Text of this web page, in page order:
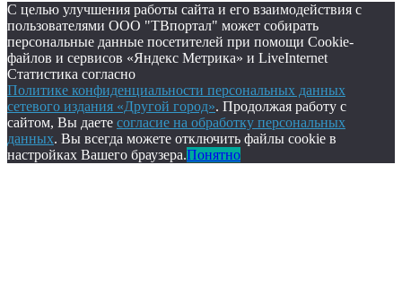
С целью улучшения работы сайта и его взаимодействия с
пользователями ООО "ТВпортал" может собирать
персональные данные посетителей при помощи Cookie-
файлов и сервисов «Яндекс Метрика» и LiveInternet
Статистика согласно
Политике конфиденциальности персональных данных
сетевого издания «Другой город». Продолжая работу с
сайтом, Вы даете согласие на обработку персональных
данных. Вы всегда можете отключить файлы cookie в
настройках Вашего браузера.Понятно